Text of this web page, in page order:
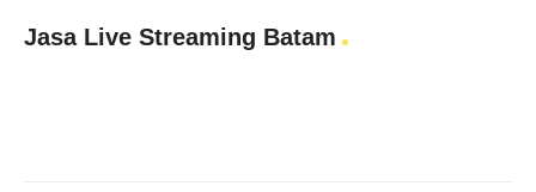
Jasa Live Streaming Batam